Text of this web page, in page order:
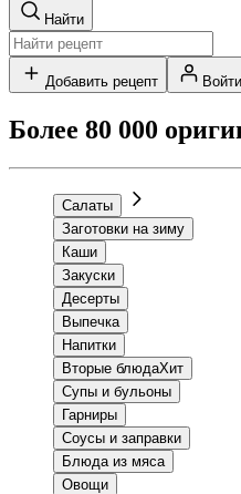
Найти
Добавить рецепт Войти
Более 80 000
Салаты
Заготовки на зиму
Каши
Закуски
Десерты
Выпечка
Напитки
Вторые блюдаХит
Супы и бульоны
Гарниры
Соусы и заправки
Блюда из мяса
Овощи